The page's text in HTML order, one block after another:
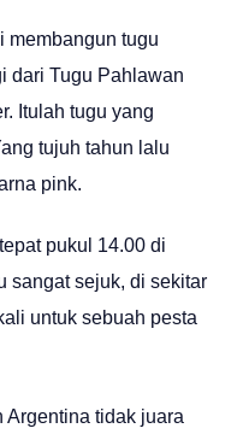
membangun tugu
dari Tugu Pahlawan
Itulah tugu yang
tujuh tahun lalu
pink.
pukul 14.00 di
sangat sejuk, di sekitar
untuk sebuah pesta
Argentina tidak juara